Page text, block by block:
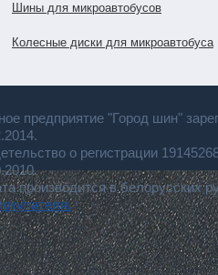
Шины для микроавтобусов
Колесные диски для микроавтобуса
предприятие "Город шин"
о регистрации
производится в белорусских